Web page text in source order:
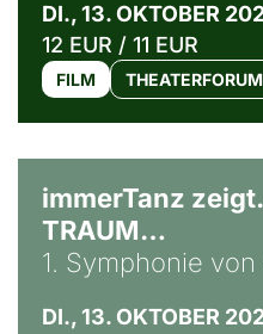
DI., 13. OKTOBER
12 EUR / 11 EUR
FILM
immerTanz
TRAUM…
1. Symphonie
DI., 13. OKTOBER